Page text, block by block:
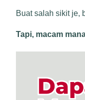
Buat salah sikit je,
Tapi, macam